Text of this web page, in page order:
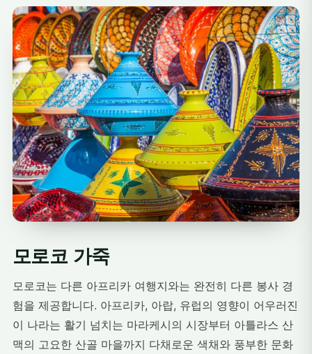
모로코 가죽
모로코는 다른 아프리카 여행지와는 완전히 다른 봉사 경
험을 제공합니다. 아프리카, 아랍, 유럽의 영향이 어우러진
이 나라는 활기 넘치는 마라케시의 시장부터 아틀라스 산
맥의 고요한 산골 마을까지 다채로운 색채와 풍부한 문화